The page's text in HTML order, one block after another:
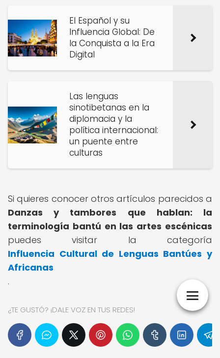
El Español y su
Influencia Global: De
la Conquista a la Era
Digital
Las lenguas
sinotibetanas en la
diplomacia y la
política internacional:
un puente entre
culturas
Si quieres conocer otros artículos parecidos a
Danzas y tambores que hablan: la
terminología bantú en las artes escénicas
puedes visitar la categoría
Influencia Cultural de Lenguas Bantúes y
Africanas
.
¿TE GUSTÓ? ¡DALE VOZ EN TUS REDES!